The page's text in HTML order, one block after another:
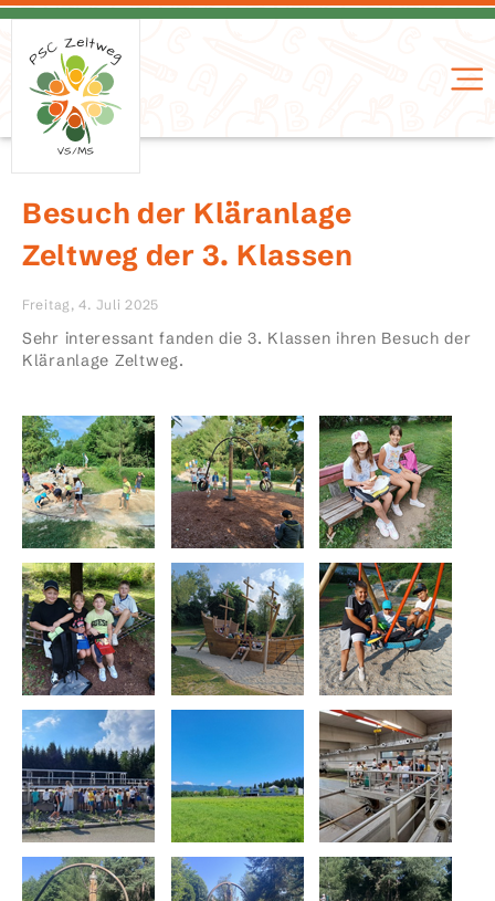
Besuch der Kläranlage
Zeltweg der 3. Klassen
Freitag, 4. Juli 2025
Sehr interessant fanden die 3. Klassen ihren Besuch der
Kläranlage Zeltweg.